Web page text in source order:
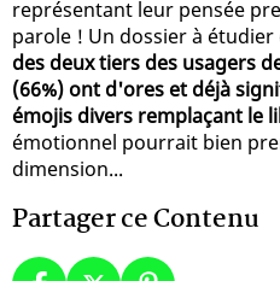
représentant leur pensée
parole ! Un dossier à
des deux tiers des usagers
(66%) ont d'ores et déjà
émojis divers remplaçant le
émotionnel pourrait bien
dimension...
Partager ce Contenu